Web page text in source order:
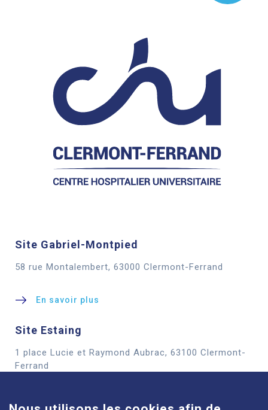
Site Gabriel-Montpied
58 rue Montalembert, 63000 Clermont-Ferrand
En savoir plus
Site Estaing
1 place Lucie et Raymond Aubrac, 63100 Clermont-
Ferrand